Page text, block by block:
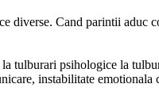
Cand parintii aduc
psihologice la
instabilitate